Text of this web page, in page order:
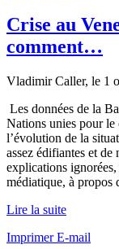
Crise au
comment…
Vladimir Caller, le 1
Les données de la
Nations unies pour
l’évolution de la
assez édifiantes et de
explications
médiatique, à propos
Lire la suite
ImprimerE-mail